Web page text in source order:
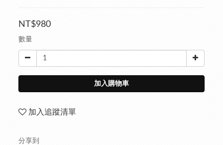
NT$980
數量
加入購物車
加入追蹤清單
分享到